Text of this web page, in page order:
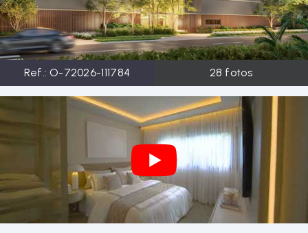
Ref.: O-72026-111784 28 fotos